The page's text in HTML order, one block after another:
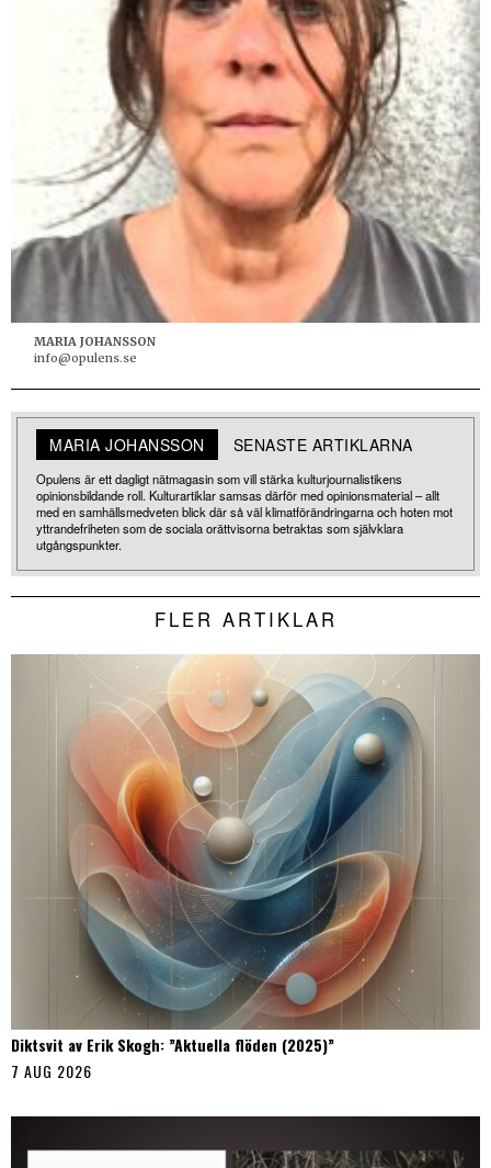
MARIA JOHANSSON
info@opulens.se
MARIA JOHANSSON SENASTE ARTIKLARNA
Opulens är ett dagligt nätmagasin som vill stärka kulturjournalistikens
opinionsbildande roll. Kulturartiklar samsas därför med opinionsmaterial – allt
med en samhällsmedveten blick där så väl klimatförändringarna och hoten mot
yttrandefriheten som de sociala orättvisorna betraktas som självklara
utgångspunkter.
FLER ARTIKLAR
Diktsvit av Erik Skogh: ”Aktuella flöden (2025)”
7 AUG 2026